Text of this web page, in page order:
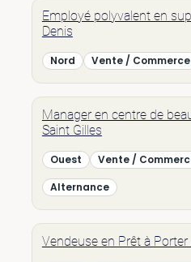
Employé polyvalent en
Denis
Nord Vente / Commerce
Manager en centre de
Saint Gilles
Ouest Vente /
Alternance
Vendeuse en Prêt à